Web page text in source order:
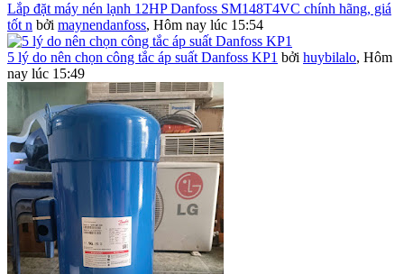
Lắp đặt máy nén lạnh 12HP Danfoss SM148T4VC chính hãng, giá
tốt n bởi maynendanfoss, Hôm nay lúc 15:54
5 lý do nên chọn công tắc áp suất Danfoss KP1 bởi huybilalo, Hôm
nay lúc 15:49